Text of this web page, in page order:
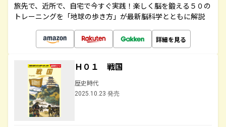
旅先で、近所で、自宅で今すぐ実践！楽しく脳を鍛える５０の
トレーニングを「地球の歩き方」が最新脳科学とともに解説
詳細を見る
Ｈ０１ 戦国
歴史時代
2025.10.23 発売